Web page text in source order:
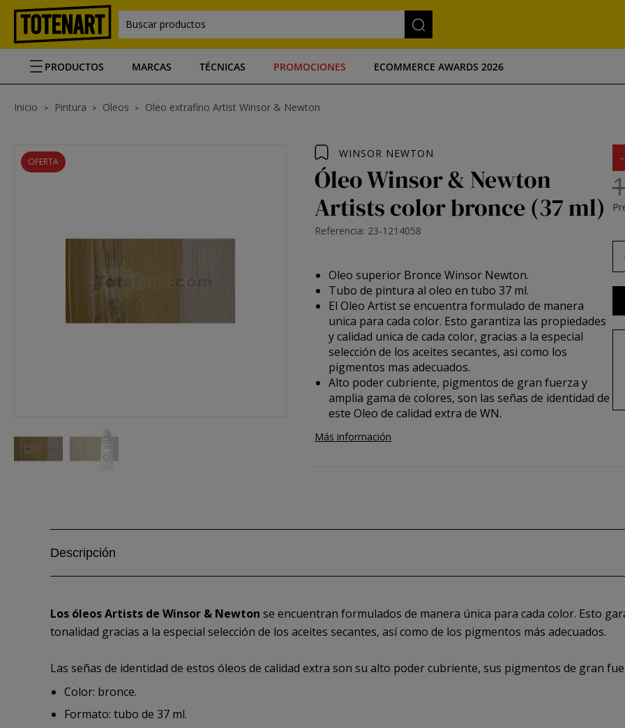
Buscar productos
PRODUCTOS MARCAS TÉCNICAS PROMOCIONES ECOMMERCE AWARDS 2026
Inicio Pintura Oleos Oleo extrafino Artist Winsor & Newton
OFERTA
WINSOR NEWTON
Óleo Winsor & Newton
Artists color bronce (37 ml)
Referencia: 23-1214058
Oleo superior Bronce Winsor Newton.
Tubo de pintura al oleo en tubo 37 ml.
El Oleo Artist se encuentra formulado de manera
unica para cada color. Esto garantiza las propiedades
y calidad unica de cada color, gracias a la especial
selección de los aceites secantes, asi como los
pigmentos mas adecuados.
Alto poder cubriente, pigmentos de gran fuerza y
amplia gama de colores, son las señas de identidad de
este Oleo de calidad extra de WN.
Más información
Descripción
Los óleos Artists de Winsor & Newton se encuentran formulados de manera única para cada color. Esto
tonalidad gracias a la especial selección de los aceites secantes, así como de los pigmentos más adecuados.
Las señas de identidad de estos óleos de calidad extra son su alto poder cubriente, sus pigmentos de gran
Color: bronce.
Formato: tubo de 37 ml.